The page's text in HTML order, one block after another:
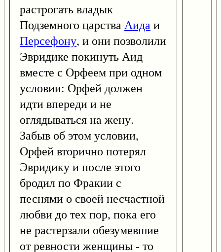
растрогать владык
Подземного царстваАидаи
Персефону, и они позволили
Эвридике покинуть Аид
вместе с Орфеем при одном
условии: Орфей должен
идти впереди и не
оглядываться на жену.
Забыв об этом условии,
Орфей вторично потерял
Эвридику и после этого
бродил по Фракии с
песнями о своей несчастной
любви до тех пор, пока его
не растерзали обезумевшие
от ревности женщины - то